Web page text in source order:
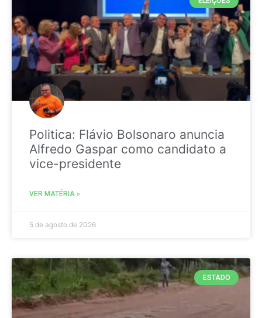
Politica: Flávio Bolsonaro anuncia
Alfredo Gaspar como candidato a
vice-presidente
VER MATÉRIA »
5 de agosto de 2026
ESTADO